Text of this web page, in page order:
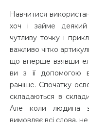
Навчитися
хоч і займе деякий
чутливу точку і
важливо чітко
що вперше взявши
ви з її допомогою
раніше. Спочатку
складаються в
Але коли людина
вимовляє всі слова,